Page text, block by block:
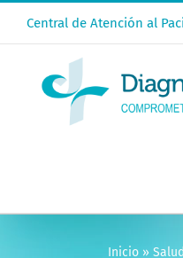
Central de Atención al
Inicio » Salud